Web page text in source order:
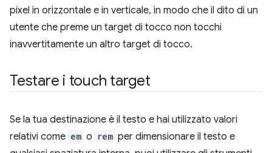
pixel in orizzontale e in verticale, in modo che il dito di un
utente che preme un target di tocco non tocchi
inavvertitamente un altro target di tocco.
Testare i touch target
Se la tua destinazione è il testo e hai utilizzato valori
relativi come em o rem per dimensionare il testo e